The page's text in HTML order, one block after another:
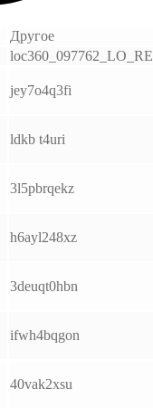
Другое
loc360_097762_LO_RE
jey7o4q3fi
ldkb t4uri
3l5pbrqekz
h6ayl248xz
3deuqt0hbn
ifwh4bqgon
40vak2xsu